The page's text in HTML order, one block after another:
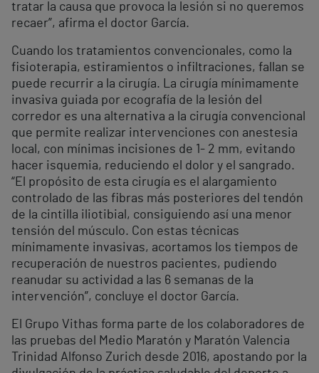
tratar la causa que provoca la lesión si no queremos
recaer”, afirma el doctor García.
Cuando los tratamientos convencionales, como la
fisioterapia, estiramientos o infiltraciones, fallan se
puede recurrir a la cirugía. La cirugía mínimamente
invasiva guiada por ecografía de la lesión del
corredor es una alternativa a la cirugía convencional
que permite realizar intervenciones con anestesia
local, con mínimas incisiones de 1- 2 mm, evitando
hacer isquemia, reduciendo el dolor y el sangrado.
“El propósito de esta cirugía es el alargamiento
controlado de las fibras más posteriores del tendón
de la cintilla iliotibial, consiguiendo así una menor
tensión del músculo. Con estas técnicas
mínimamente invasivas, acortamos los tiempos de
recuperación de nuestros pacientes, pudiendo
reanudar su actividad a las 6 semanas de la
intervención”, concluye el doctor García.
El Grupo Vithas forma parte de los colaboradores de
las pruebas del Medio Maratón y Maratón Valencia
Trinidad Alfonso Zurich desde 2016, apostando por la